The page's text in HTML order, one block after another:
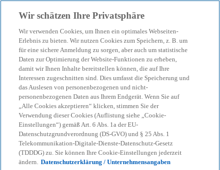
menu search
Wir schätzen Ihre Privatsphäre
Wir verwenden Cookies, um Ihnen ein optimales Webseiten-
Erlebnis zu bieten. Wir nutzen Cookies zum Speichern, z. B. um
für eine sichere Anmeldung zu sorgen, aber auch um statistische
Daten zur Optimierung der Website-Funktionen zu erheben,
damit wir Ihnen Inhalte bereitstellen können, die auf Ihre
Interessen zugeschnitten sind. Dies umfasst die Speicherung und
das Auslesen von personenbezogenen und nicht-
personenbezogenen Daten aus Ihrem Endgerät. Wenn Sie auf
„Alle Cookies akzeptieren“ klicken, stimmen Sie der
Verwendung dieser Cookies (Auflistung siehe „Cookie-
Einstellungen“) gemäß Art. 6 Abs. 1a der EU-
Datenschutzgrundverordnung (DS-GVO) und § 25 Abs. 1
Telekommunikation-Digitale-Dienste-Datenschutz-Gesetz
(TDDDG) zu. Sie können Ihre Cookie-Einstellungen jederzeit
ändern. Datenschutzerklärung / Unternehmensangaben